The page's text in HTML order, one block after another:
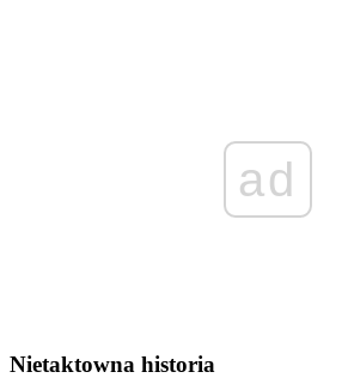
ad
Nietaktowna historia